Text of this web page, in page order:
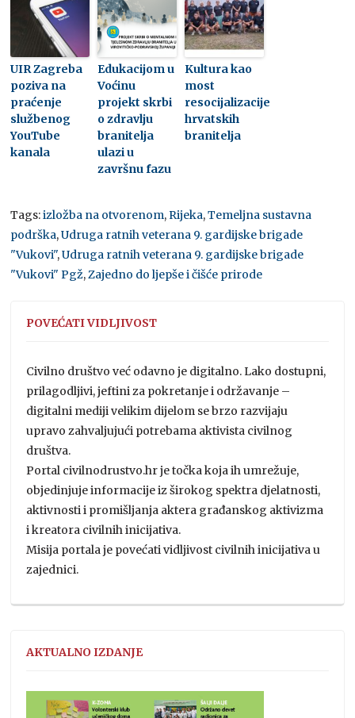
UIR Zagreba
poziva na
praćenje
službenog
YouTube
kanala
Edukacijom u
Voćinu
projekt skrbi
o zdravlju
branitelja
ulazi u
završnu fazu
Kultura kao
most
resocijalizacije
hrvatskih
branitelja
Tags:izložba na otvorenom,Rijeka,Temeljna sustavna
podrška,Udruga ratnih veterana 9. gardijske brigade
"Vukovi",Udruga ratnih veterana 9. gardijske brigade
"Vukovi" Pgž,Zajedno do ljepše i čišće prirode
POVEĆATI VIDLJIVOST
Civilno društvo već odavno je digitalno. Lako dostupni,
prilagodljivi, jeftini za pokretanje i održavanje –
digitalni mediji velikim dijelom se brzo razvijaju
upravo zahvaljujući potrebama aktivista civilnog
društva.
Portal civilnodrustvo.hr je točka koja ih umrežuje,
objedinjuje informacije iz širokog spektra djelatnosti,
aktivnosti i promišljanja aktera građanskog aktivizma
i kreatora civilnih inicijativa.
Misija portala je povećati vidljivost civilnih inicijativa u
zajednici.
AKTUALNO IZDANJE